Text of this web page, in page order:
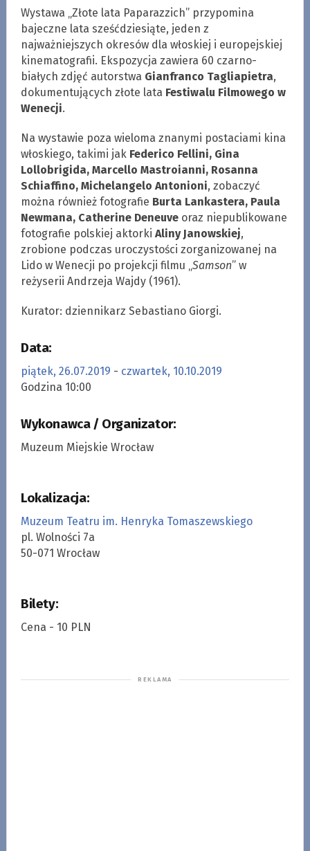
Wystawa „Złote lata Paparazzich” przypomina
bajeczne lata sześćdziesiąte, jeden z
najważniejszych okresów dla włoskiej i europejskiej
kinematografii. Ekspozycja zawiera 60 czarno-
białych zdjęć autorstwa Gianfranco Tagliapietra,
dokumentujących złote lata Festiwalu Filmowego w
Wenecji.
Na wystawie poza wieloma znanymi postaciami kina
włoskiego, takimi jak Federico Fellini, Gina
Lollobrigida, Marcello Mastroianni, Rosanna
Schiaffino, Michelangelo Antonioni, zobaczyć
można również fotografie Burta Lankastera, Paula
Newmana, Catherine Deneuveoraz niepublikowane
fotografie polskiej aktorki Aliny Janowskiej,
zrobione podczas uroczystości zorganizowanej na
Lido w Wenecji po projekcji filmu „Samson” w
reżyserii Andrzeja Wajdy (1961).
Kurator: dziennikarz Sebastiano Giorgi.
Data:
piątek, 26.07.2019 - czwartek, 10.10.2019
Godzina 10:00
Wykonawca / Organizator:
Muzeum Miejskie Wrocław
Lokalizacja:
Muzeum Teatru im. Henryka Tomaszewskiego
pl. Wolności 7a
50-071 Wrocław
Bilety:
Cena - 10 PLN